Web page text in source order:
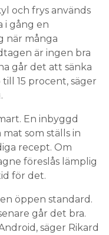
och frys används
i gång en
när många
är ingen bra
går det att sänka
15 procent, säger
En inbyggd
mat som ställs in
recept. Om
föreslås lämplig
för det.
öppen standard.
går det bra.
säger Rikard